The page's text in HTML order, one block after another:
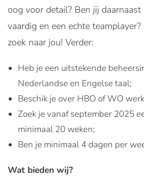
oog voor detail? Ben jij
vaardig en een echte
zoek naar jou! Verder:
Heb je een uitstekende
Nederlandse en Engelse taal;
Beschik je over HBO of WO
Zoek je vanaf september 2025
minimaal 20 weken;
Ben je minimaal 4 dagen per
Wat bieden wij?